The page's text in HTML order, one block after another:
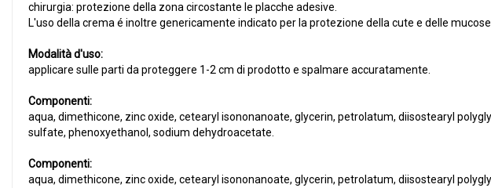
chirurgia: protezione della zona circostante le placche adesive.
L'uso della crema é inoltre genericamente indicato per la protezione della cute e delle
Modalità d'uso:
applicare sulle parti da proteggere 1-2 cm di prodotto e spalmare accuratamente.
Componenti:
aqua, dimethicone, zinc oxide, cetearyl isononanoate, glycerin, petrolatum, diisostearyl
sulfate, phenoxyethanol, sodium dehydroacetate.
Componenti:
aqua, dimethicone, zinc oxide, cetearyl isononanoate, glycerin, petrolatum, diisostearyl